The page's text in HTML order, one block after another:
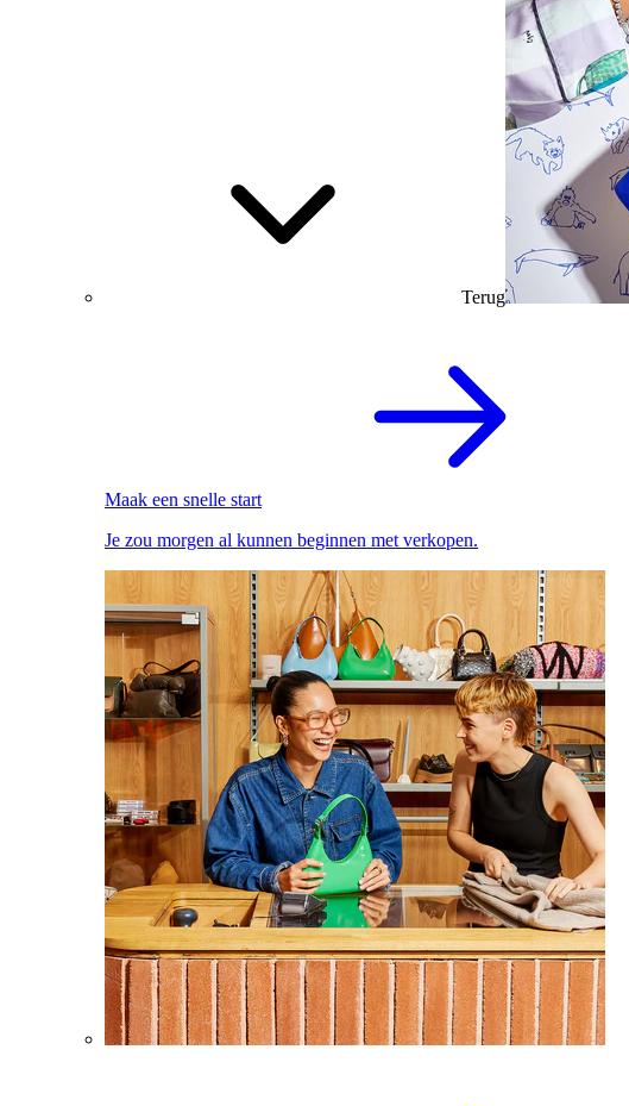
Terug
Maak een snelle start
Je zou morgen al kunnen beginnen met verkopen.